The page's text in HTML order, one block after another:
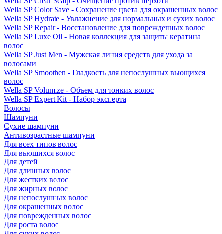
Wella SP Color Save - Сохранение цвета для окрашенных волос
Wella SP Hydrate - Увлажнение для нормальных и сухих волос
Wella SP Repair - Восстановление для поврежденных волос
Wella SP Luxe Oil - Новая коллекция для защиты кератина
волос
Wella SP Just Men - Мужская линия средств для ухода за
волосами
Wella SP Smoothen - Гладкость для непослушных вьющихся
волос
Wella SP Volumize - Объем для тонких волос
Wella SP Expert Kit - Набор эксперта
Волосы
Шампуни
Сухие шампуни
Антивозрастные шампуни
Для всех типов волос
Для вьющихся волос
Для детей
Для длинных волос
Для жестких волос
Для жирных волос
Для непослушных волос
Для окрашенных волос
Для поврежденных волос
Для роста волос